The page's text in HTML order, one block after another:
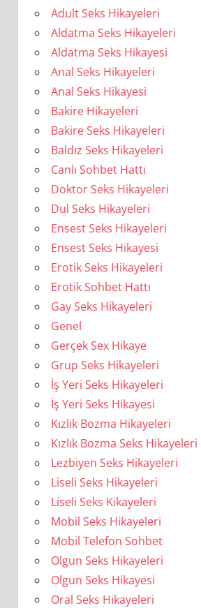
Adult Seks Hikayeleri
Aldatma Seks Hikayeleri
Aldatma Seks Hikayesi
Anal Seks Hikayeleri
Anal Seks Hikayesi
Bakire Hikayeleri
Bakire Seks Hikayeleri
Baldız Seks Hikayeleri
Canlı Sohbet Hattı
Doktor Seks Hikayeleri
Dul Seks Hikayeleri
Ensest Seks Hikayeleri
Ensest Seks Hikayesi
Erotik Seks Hikayeleri
Erotik Sohbet Hattı
Gay Seks Hikayeleri
Genel
Gerçek Sex Hikaye
Grup Seks Hikayeleri
İş Yeri Seks Hikayeleri
İş Yeri Seks Hikayesi
Kızlık Bozma Hikayeleri
Kızlık Bozma Seks Hikayeleri
Lezbiyen Seks Hikayeleri
Liseli Seks Hikayeleri
Liseli Seks Kikayeleri
Mobil Seks Hikayeleri
Mobil Telefon Sohbet
Olgun Seks Hikayeleri
Olgun Seks Hikayesi
Oral Seks Hikayeleri